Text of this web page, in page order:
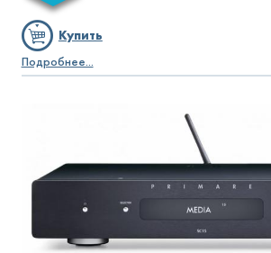
Купить
Подробнее...